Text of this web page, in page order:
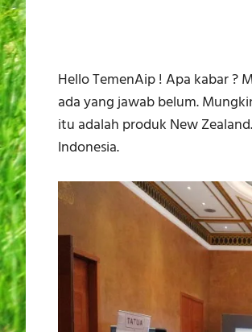
Hello TemenAip ! Apa kabar ?
ada yang jawab belum.
itu adalah produk New
Indonesia.